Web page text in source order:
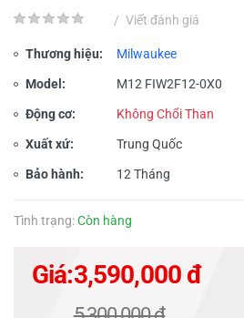
/ Viết đánh giá
Thương hiệu: Milwaukee
Model: M12 FIW2F12-0X0
Động cơ: Không Chổi Than
Xuất xứ: Trung Quốc
Bảo hành: 12 Tháng
Tình trạng:Còn hàng
Giá:3,590,000 đ